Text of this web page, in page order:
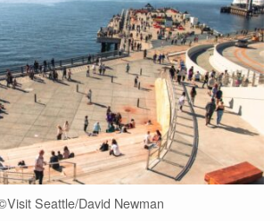
Seattle/David Newman